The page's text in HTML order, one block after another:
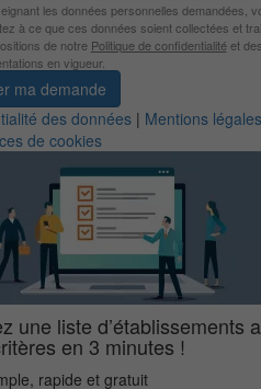
les données personnelles demandées,
à ce que ces données soient collectées et
de notre Politique de confidentialitéet des
en vigueur.
ma demande
des données | Mentions légales
de cookies
une liste d’établissements
en 3 minutes !
rapide et gratuit